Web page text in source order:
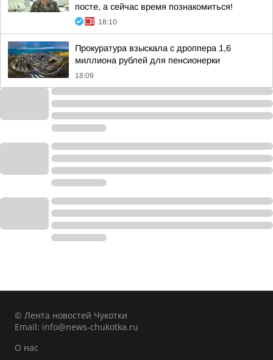
посте, а сейчас время познакомиться!
18:10
Прокуратура взыскала с дроппера 1,6
миллиона рублей для пенсионерки
18:09
© Лента новостей Чукотки
Email: info@news-chukotka.ru
О нас